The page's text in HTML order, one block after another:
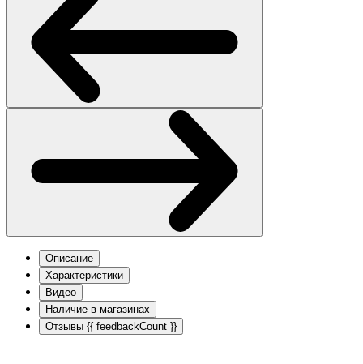
Описание
Характеристики
Видео
Наличие в магазинах
Отзывы {{ feedbackCount }}